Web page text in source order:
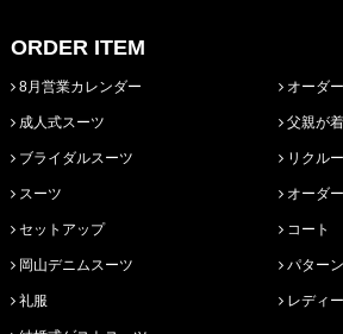
ORDER ITEM
8月営業カレンダー
成人式スーツ
ブライダルスーツ
スーツ
セットアップ
岡山デニムスーツ
礼服
オーダ
父親が
リクル
オーダ
コート
パター
レディ